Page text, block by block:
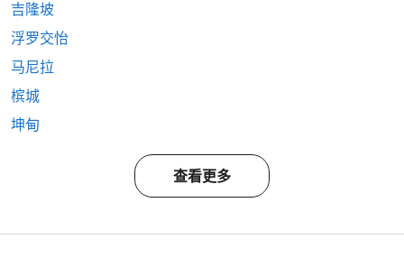
吉隆坡
浮罗交怡
马尼拉
槟城
坤甸
查看更多